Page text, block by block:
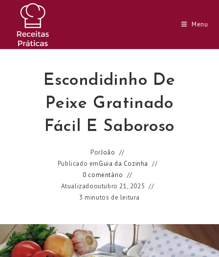
conteúdo
Menu
Escondidinho De
Peixe Gratinado
Fácil E Saboroso
PorJoão
Publicado emGuia da Cozinha
0 comentário
Atualizadooutubro 21, 2025
3 minutos de leitura